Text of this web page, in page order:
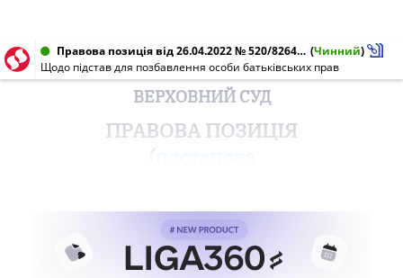
Правова позиція від 26.04.2022 № 520/8264/19 (Чинний)
Щодо підстав для позбавлення особи батьківських прав
ВЕРХОВНИЙ СУД
ПРАВОВА ПОЗИЦІЯ